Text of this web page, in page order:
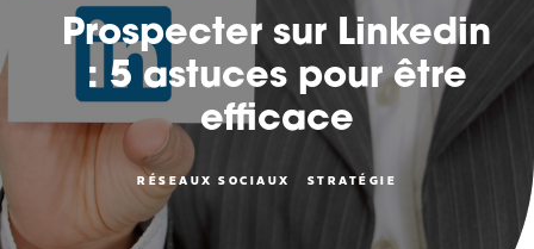
Prospecter sur Linkedin
: 5 astuces pour être
efficace
RÉSEAUX SOCIAUX STRATÉGIE